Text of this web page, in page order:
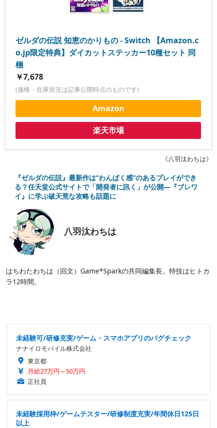
ゼルダの伝説 知恵のかりもの - Switch 【Amazon.c
o.jp限定特典】ダイカットステッカー10種セット 同
梱
￥7,678
(価格・在庫状況は記事公開時点のものです)
Amazon
楽天市場
《八羽汰わちは》
『ゼルダの伝説』最新作は“わんぱく感”のあるプレイができ
る？任天堂公式サイトで「開発者に訊く」が公開―『ブレワ
イ』に学ぶ破天荒な攻略も話題に
八羽汰わちは
はちわたわちは（回文）Game*Sparkの共同編集長。特技はヒトカ
ラ12時間。
未経験可/研修充実/ゲーム・スマホアプリのバグチェック
ナナイロモバイル株式会社
東京都
月給27万円～50万円
正社員
未経験採用枠/ゲームテスター/研修制度充実/年間休日125日
以上